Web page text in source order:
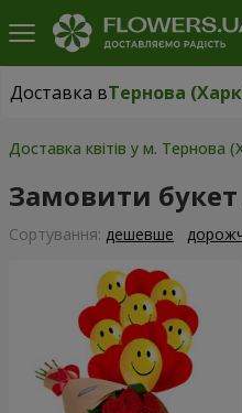
Доставка в
Доставка вТернова
Доставка квітів у м. Тернова
Замовити букет
Сортування: дешевше